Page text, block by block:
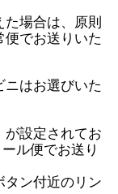
場合は、原則
でお送りいた
はお選びいた
設定されてお
ル便でお送り
ン付近のリン